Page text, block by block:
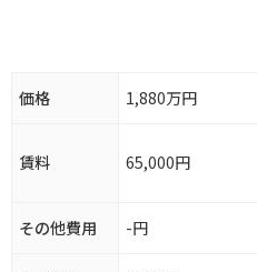
価格 1,880万円
賃料 65,000円
その他費用 -円